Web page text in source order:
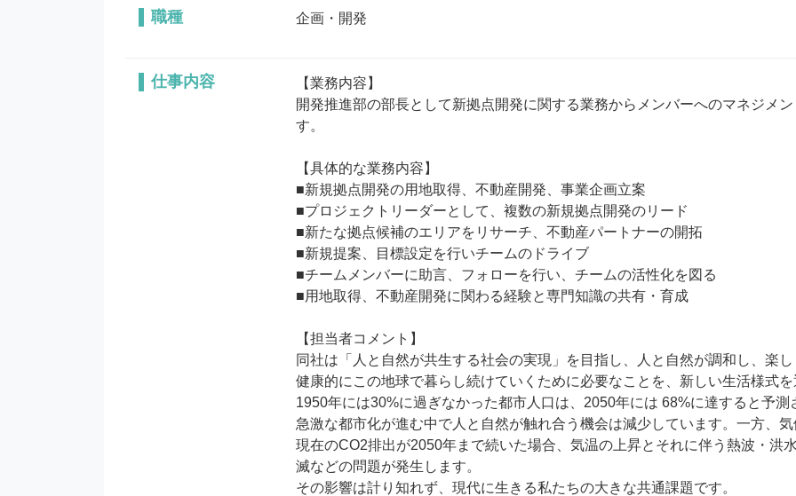
職種 企画・開発
仕事内容
【業務内容】
開発推進部の部長として新拠点開発に関する業務からメンバーへのマネジメ
す。
【具体的な業務内容】
■新規拠点開発の用地取得、不動産開発、事業企画立案
■プロジェクトリーダーとして、複数の新規拠点開発のリード
■新たな拠点候補のエリアをリサーチ、不動産パートナーの開拓
■新規提案、目標設定を行いチームのドライブ
■チームメンバーに助言、フォローを行い、チームの活性化を図る
■用地取得、不動産開発に関わる経験と専門知識の共有・育成
【担当者コメント】
同社は「⼈と⾃然が共⽣する社会の実現」を⽬指し、人と自然が調和し、楽
健康的にこの地球で暮らし続けていくために必要なことを、新しい生活様式
1950年には30%に過ぎなかった都市⼈⼝は、2050年には 68%に達すると予
急激な都市化が進む中で人と⾃然が触れ合う機会は減少しています。⼀⽅、
現在のCO2排出が2050年まで続いた場合、気温の上昇とそれに伴う熱波・洪
滅などの問題が発生します。
その影響は計り知れず、現代に⽣きる私たちの⼤きな共通課題です。